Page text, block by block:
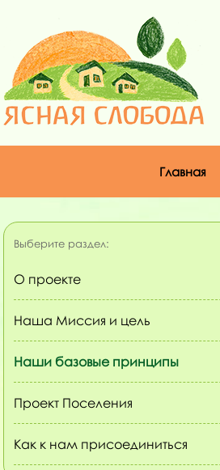
Главная
Выберите раздел:
О проекте
Наша Миссия и цель
Наши базовые принципы
Проект Поселения
Как к нам присоединиться